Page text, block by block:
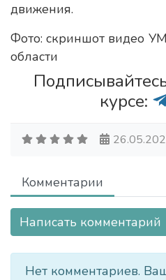
движения.
Фото: скриншот видео
области
курсе:
Комментарии
Написать комментарий
Нет комментариев.